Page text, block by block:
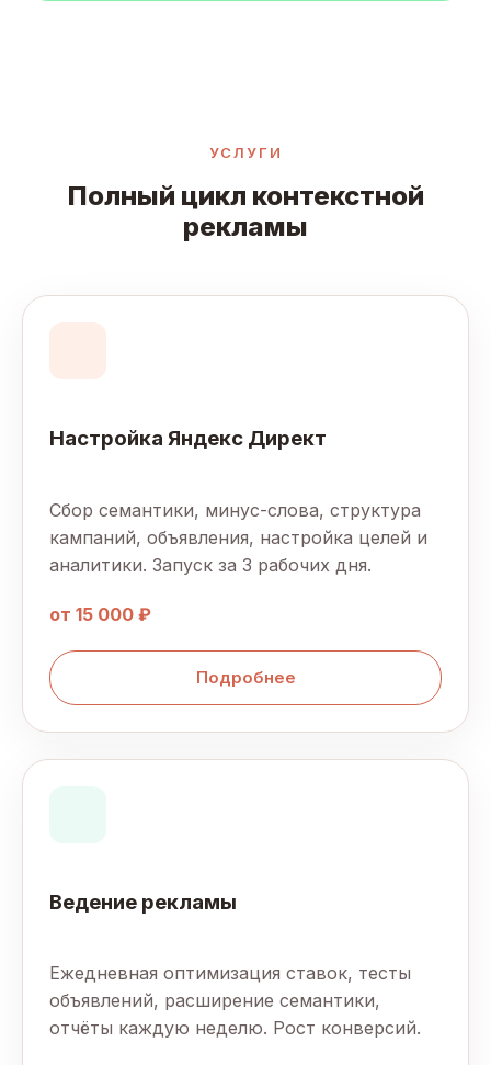
УСЛУГИ
Полный цикл контекстной
рекламы
Настройка Яндекс Директ
Сбор семантики, минус-слова, структура
кампаний, объявления, настройка целей и
аналитики. Запуск за 3 рабочих дня.
от 15 000 ₽
Подробнее
Ведение рекламы
Ежедневная оптимизация ставок, тесты
объявлений, расширение семантики,
отчёты каждую неделю. Рост конверсий.